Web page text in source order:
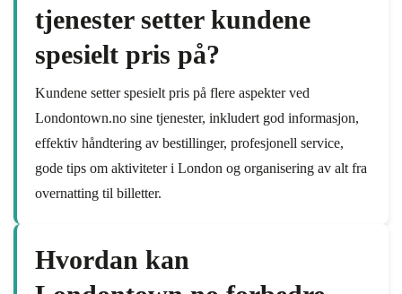
tjenester setter kundene
spesielt pris på?
Kundene setter spesielt pris på flere aspekter ved
Londontown.no sine tjenester, inkludert god informasjon,
effektiv håndtering av bestillinger, profesjonell service,
gode tips om aktiviteter i London og organisering av alt fra
overnatting til billetter.
Hvordan kan